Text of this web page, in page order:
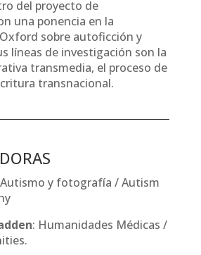
del proyecto de
una ponencia en la
sobre autoficción y
líneas de investigación son la
transmedia, el proceso de
transnacional.
y fotografía / Autism
: Humanidades Médicas /